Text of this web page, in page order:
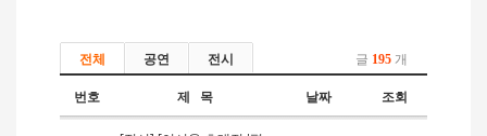
글 195 개
전체 공연 전시
번호 제 목 날짜 조회